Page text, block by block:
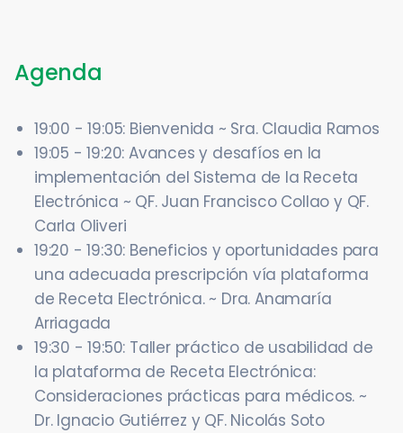
Agenda
19:00 - 19:05: Bienvenida ~ Sra. Claudia Ramos
19:05 - 19:20: Avances y desafíos en la
implementación del Sistema de la Receta
Electrónica ~ QF. Juan Francisco Collao y QF.
Carla Oliveri
19:20 - 19:30: Beneficios y oportunidades para
una adecuada prescripción vía plataforma
de Receta Electrónica. ~ Dra. Anamaría
Arriagada
19:30 - 19:50: Taller práctico de usabilidad de
la plataforma de Receta Electrónica:
Consideraciones prácticas para médicos. ~
Dr. Ignacio Gutiérrez y QF. Nicolás Soto